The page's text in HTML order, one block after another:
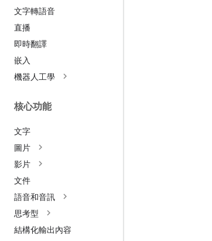
文字轉語音
直播
即時翻譯
嵌入
機器人工學
核心功能
文字
圖片
影片
文件
語音和音訊
思考型
結構化輸出內容